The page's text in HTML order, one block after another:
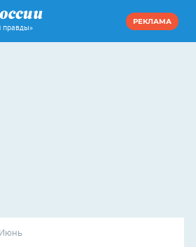
правды»
РЕКЛАМА
Июнь